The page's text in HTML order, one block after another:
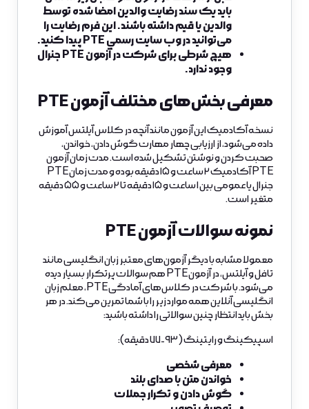
باید یک سند رضایت والدین امضا شده توسط
والدین یا قیم داشته باشند. این فرم رضایت را
می‌توانید در وب سایت رسمی PTE پیدا کنید.
هیچ شرطی برای شرکت در آزمون PTE جنرال
وجود ندارد.
معرفی بخش‌های مختلف آزمون PTE
نسخه آکادمیک این آزمون مانند آنچه در کلاس آیلتس آموزش
داده می‌شود، از ارزیابی چهار مهارت گوش دادن، خواندن،
صحبت کردن و نوشتن تشکیل شده است. مدت زمان آزمون
PTE آکادمیک ۲ ساعت و ۱۵ دقیقه بوده و مدت زمان PTE
جنرال یا عمومی بین ۱ ساعت و ۱۵ دقیقه تا ۲ ساعت و ۵۵ دقیقه
متغیر است.
نمونه سوالات آزمون PTE
معمولا مشابه با دیگر آزمون‌های معتبر زبان انگلیسی مانند
تافل و آیلتس، در آزمون PTE هم سوالات پرتکرار بسیار دیده
می‌شود. با شرکت در کلاس‌های آمادگی PTE، معلم زبان
انگلیسی آنلاین همه موارد زیر را با شما تمرین می‌کند. در هر
بخش باید انتظار چنین سوالاتی را داشته باشید:
اسپیکینگ و رایتینگ (۹۳-۷۷ دقیقه):
معرفی شخصی
خواندن متن با صدای بلند
گوش دادن و تکرار جملات